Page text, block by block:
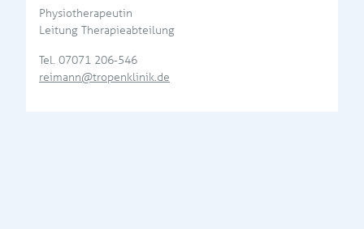
Physiotherapeutin
Leitung Therapieabteilung
Tel. 07071 206-546
reimann@tropenklinik.de